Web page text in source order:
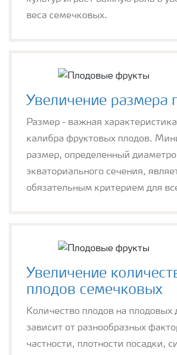
веса семечковых.
Увеличение размера
Размер - важная
калибра фруктовых плодов.
размер, определенный
экваториального сечения,
обязательным критерием для
Увеличение
плодов семечковых
Количество плодов на плодовых
зависит от разнообразных
частности, плотности посадки,